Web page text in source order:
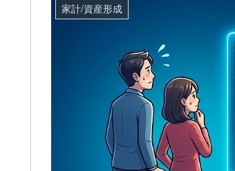
家計/資産形成